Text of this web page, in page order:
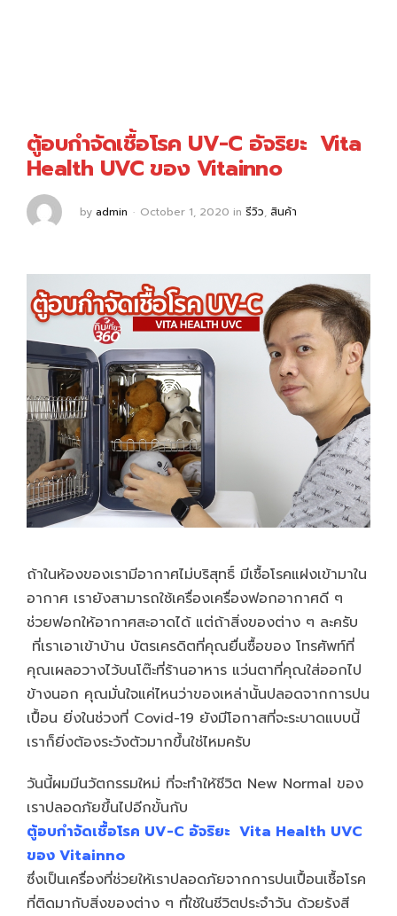
ตู้อบกำจัดเชื้อโรค UV-C อัจริยะ Vita
Health UVC ของ Vitainno
by admin October 1, 2020 in รีวิว, สินค้า
ถ้าในห้องของเรามีอากาศไม่บริสุทธิ์ มีเชื้อโรคแฝงเข้ามาใน
อากาศ เรายังสามารถใช้เครื่องเครื่องฟอกอากาศดี ๆ
ช่วยฟอกให้อากาศสะอาดได้ แต่ถ้าสิ่งของต่าง ๆ ละครับ
ที่เราเอาเข้าบ้าน บัตรเครดิตที่คุณยื่นซื้อของ โทรศัพท์ที่
คุณเผลอวางไว้บนโต๊ะที่ร้านอาหาร แว่นตาที่คุณใส่ออกไป
ข้างนอก คุณมั่นใจแค่ไหนว่าของเหล่านั้นปลอดจากการปน
เปื้อน ยิ่งในช่วงที่ Covid-19 ยังมีโอกาสที่จะระบาดแบบนี้
เราก็ยิ่งต้องระวังตัวมากขึ้นใช่ไหมครับ
วันนี้ผมมีนวัตกรรมใหม่ ที่จะทำให้ชีวิต New Normal ของ
เราปลอดภัยขึ้นไปอีกขั้นกับ
ตู้อบกำจัดเชื้อโรค UV-C อัจริยะ Vita Health UVC
ของ Vitainno
ซึ่งเป็นเครื่องที่ช่วยให้เราปลอดภัยจากการปนเปื้อนเชื้อโรค
ที่ติดมากับสิ่งของต่าง ๆ ที่ใช้ในชีวิตประจำวัน ด้วยรังสี